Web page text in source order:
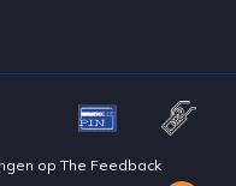
op The Feedback